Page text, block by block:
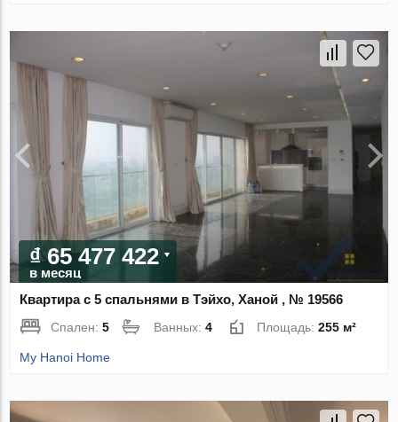
₫ 65 477 422
в месяц
Квартира с 5 спальнями в Тэйхо, Ханой , № 19566
Спален:5 Ванных:4 Площадь:255 м²
My Hanoi Home